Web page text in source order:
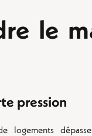
le
pression
logements